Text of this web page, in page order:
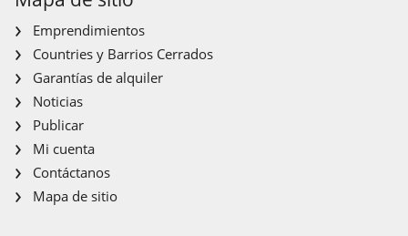
UBICACIÓN: - Cerca de: Mercado de Productores de Rosario,
El Ladrillero, e importantes empresas de diversos rubros.
MALCOLM PROPIEDADES.
TELÉFONOS: 448-5293 / / .-
REDES: ; Instagram: @MALCOLMPROPIEDADES; Facebook:
MALCOLM PROPIEDADES.
Venta con renta: vencimiento 31/08/2027
Otros Servicios:
Emprendimientos
Countries y Barrios Cerrados
Garantías de alquiler
Noticias
Publicar
Mi cuenta
Contáctanos
Mapa de sitio